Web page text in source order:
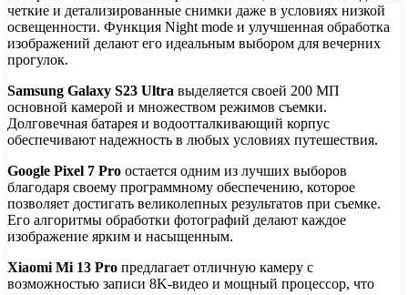
четкие и детализированные снимки даже в условиях низкой
освещенности. Функция Night mode и улучшенная обработка
изображений делают его идеальным выбором для вечерних
прогулок.
Samsung Galaxy S23 Ultra выделяется своей 200 МП
основной камерой и множеством режимов съемки.
Долговечная батарея и водоотталкивающий корпус
обеспечивают надежность в любых условиях путешествия.
Google Pixel 7 Pro остается одним из лучших выборов
благодаря своему программному обеспечению, которое
позволяет достигать великолепных результатов при съемке.
Его алгоритмы обработки фотографий делают каждое
изображение ярким и насыщенным.
Xiaomi Mi 13 Pro предлагает отличную камеру с
возможностью записи 8K-видео и мощный процессор, что